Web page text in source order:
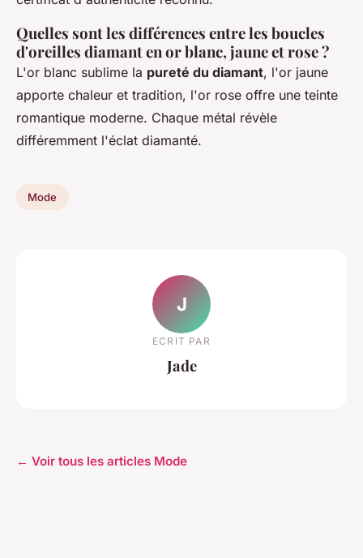
Quelles sont les différences entre les boucles
d'oreilles diamant en or blanc, jaune et rose ?
L'or blanc sublime la pureté du diamant, l'or jaune
apporte chaleur et tradition, l'or rose offre une teinte
romantique moderne. Chaque métal révèle
différemment l'éclat diamanté.
Mode
J
ECRIT PAR
Jade
← Voir tous les articles Mode